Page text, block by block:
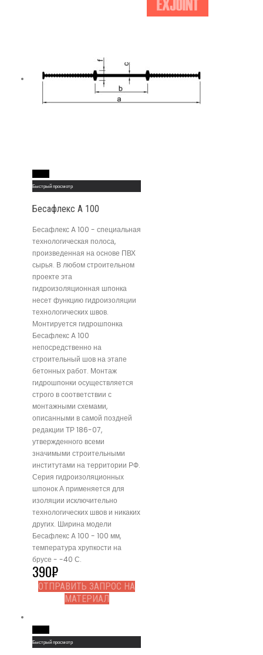
Быстрый просмотр
Бесафлекс A 100
Бесафлекс A 100 - специальная
технологическая полоса,
произведенная на основе ПВХ
сырья. В любом строительном
проекте эта
гидроизоляционная шпонка
несет функцию гидроизоляции
технологических швов.
Монтируется гидрошпонка
Бесафлекс A 100
непосредственно на
строительный шов на этапе
бетонных работ. Монтаж
гидрошпонки осуществляется
строго в соответствии с
монтажными схемами,
описанными в самой поздней
редакции ТР 186-07,
утвержденного всеми
значимыми строительными
институтами на территории РФ.
Серия гидроизоляционных
шпонок А применяется для
изоляции исключительно
технологических швов и никаких
других. Ширина модели
Бесафлекс A 100 - 100 мм,
температура хрупкости на
брусе - -40 С.
390₽
ОТПРАВИТЬ ЗАПРОС НА
МАТЕРИАЛ
Быстрый просмотр